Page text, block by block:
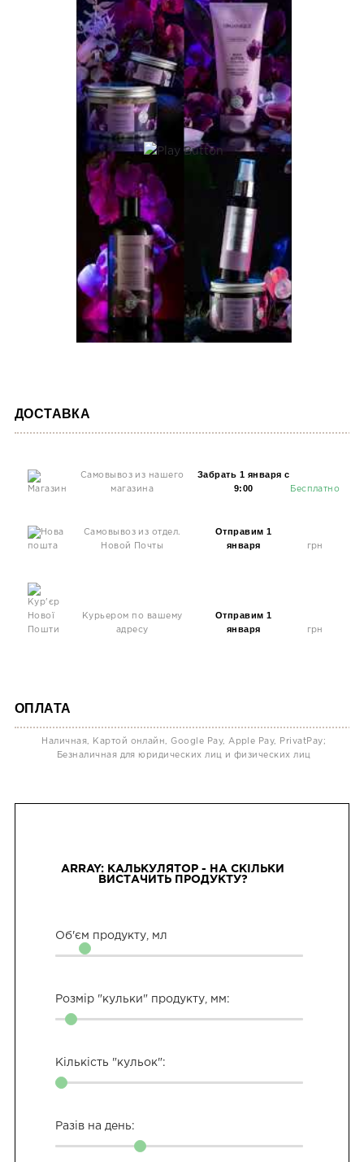
ДОСТАВКА
Самовывоз из нашего
магазина
Забрать 1 января с
9:00
Бесплатно
Самовывоз из отдел.
Новой Почты
Отправим 1
января
грн
Курьером по вашему
адресу
Отправим 1
января
грн
ОПЛАТА
Наличная, Картой онлайн, Google Pay, Apple Pay, PrivatPay;
Безналичная для юридических лиц и физических лиц
ARRAY: КАЛЬКУЛЯТОР - НА СКІЛЬКИ
ВИСТАЧИТЬ ПРОДУКТУ?
Об'єм продукту, мл
Розмір "кульки" продукту, мм:
Кількість "кульок":
Разів на день: